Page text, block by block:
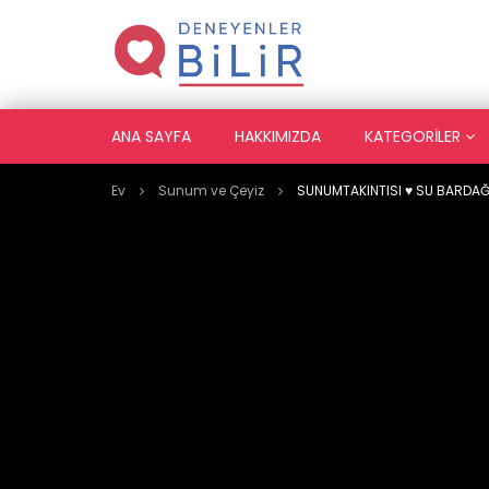
ANA SAYFA HAKKIMIZDA KATEGORILER
Ev Sunum ve Çeyiz SUNUMTAKINTISI ♥️ SU